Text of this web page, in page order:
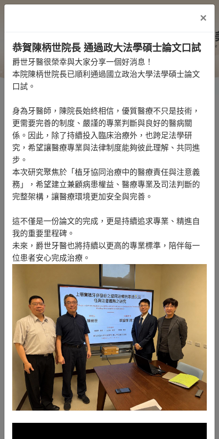
冷光美白
首頁/診療項目 冷光美白
一、爵世台北中山冷光牙齒美白．專業療程給您亮
麗笑容
(一)冷光美白治療之前－
(二)冷光美白治療之後－
二、台北中山牙齒美白選爵世．燦爛微笑更有保障
爵世台北中山冷光牙齒美白．專業療
程給您亮麗笑容
×
恭賀陳柄世院長 通過政大法學碩士論文口試
爵世牙醫很榮幸與大家分享一個好消息！
本院陳柄世院長已順利通過國立政治大學法學碩士論文
口試。
身為牙醫師，陳院長始終相信，優質醫療不只是技術，
更需要完善的制度、嚴謹的專業判斷與良好的醫病關
係。因此，除了持續投入臨床治療外，也跨足法學研
究，希望讓醫療專業與法律制度能夠彼此理解、共同進
步。
本次研究聚焦於「植牙協同治療中的醫療責任與注意義
務」，希望建立兼顧病患權益、醫療專業及司法判斷的
完整架構，讓醫療環境更加安全與完善。
這不僅是一份論文的完成，更是持續追求專業、精進自
我的重要里程碑。
未來，爵世牙醫也將持續以更高的專業標準，陪伴每一
位患者安心完成治療。